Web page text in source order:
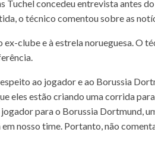
Tuchel concedeu entrevista antes
o técnico comentou sobre as
ex-clube e à estrela norueguesa. O
ao jogador e ao Borussia
eles estão criando uma corrida
para o Borussia Dortmund,
em nosso time. Portanto, não